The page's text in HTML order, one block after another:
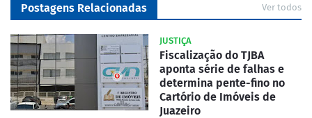
Postagens Relacionadas Ver todos
JUSTIÇA
Fiscalização do TJBA
aponta série de falhas e
determina pente-fino no
Cartório de Imóveis de
Juazeiro